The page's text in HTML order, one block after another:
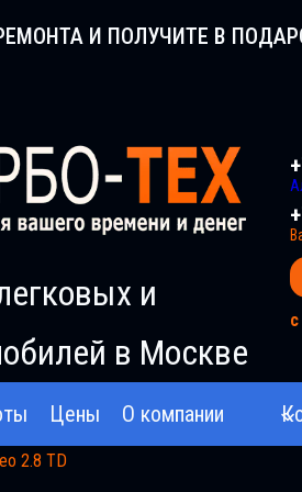
И ПОЛУЧИТЕ В
и
в Москве
Цены О компании
2.8 TD